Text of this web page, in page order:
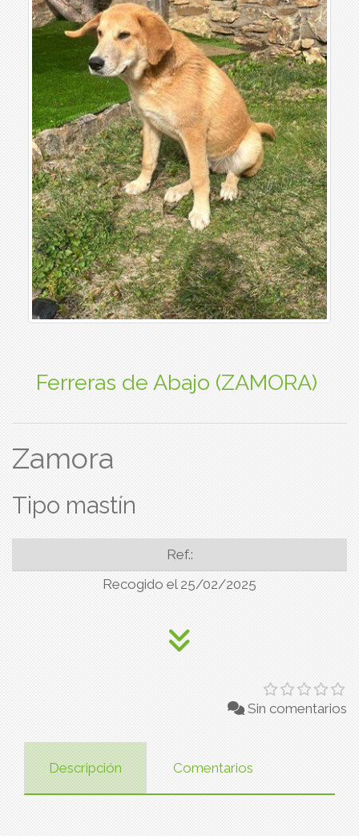
Ferreras de Abajo (ZAMORA)
Zamora
Tipo mastín
Ref.:
Recogido el 25/02/2025
Sin comentarios
Descripción Comentarios